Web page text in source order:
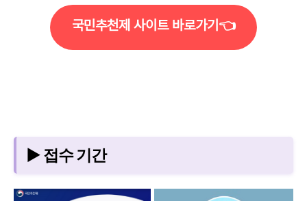
국민추천제 사이트 바로가기👈
▶ 접수 기간